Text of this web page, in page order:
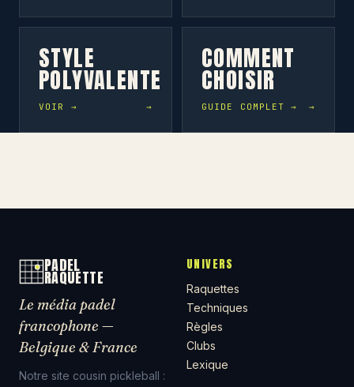
STYLE
POLYVALENTE
VOIR →
COMMENT
CHOISIR
GUIDE COMPLET →
PADEL
RAQUETTE
Le média padel
francophone —
Belgique & France
Notre site cousin pickleball :
UNIVERS
Raquettes
Techniques
Règles
Clubs
Lexique